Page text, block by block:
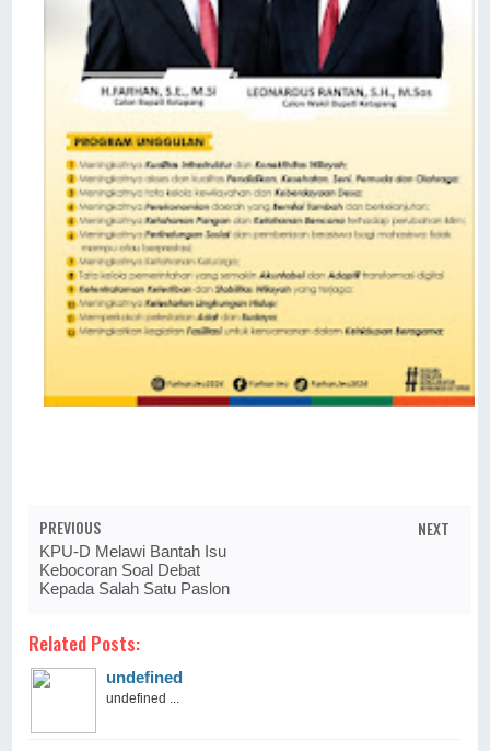
PREVIOUS
KPU-D Melawi Bantah Isu
Kebocoran Soal Debat
Kepada Salah Satu Paslon
NEXT
Related Posts:
undefined
undefined ...